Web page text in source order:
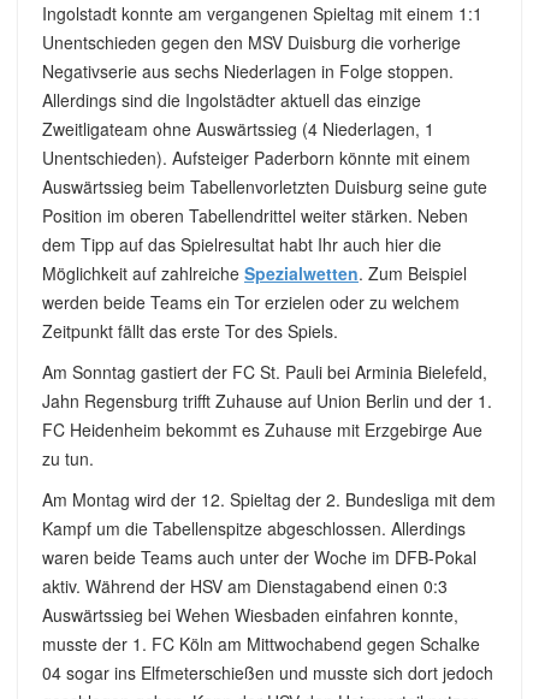
Ingolstadt konnte am vergangenen Spieltag mit einem 1:1
Unentschieden gegen den MSV Duisburg die vorherige
Negativserie aus sechs Niederlagen in Folge stoppen.
Allerdings sind die Ingolstädter aktuell das einzige
Zweitligateam ohne Auswärtssieg (4 Niederlagen, 1
Unentschieden). Aufsteiger Paderborn könnte mit einem
Auswärtssieg beim Tabellenvorletzten Duisburg seine gute
Position im oberen Tabellendrittel weiter stärken. Neben
dem Tipp auf das Spielresultat habt Ihr auch hier die
Möglichkeit auf zahlreiche Spezialwetten. Zum Beispiel
werden beide Teams ein Tor erzielen oder zu welchem
Zeitpunkt fällt das erste Tor des Spiels.
Am Sonntag gastiert der FC St. Pauli bei Arminia Bielefeld,
Jahn Regensburg trifft Zuhause auf Union Berlin und der 1.
FC Heidenheim bekommt es Zuhause mit Erzgebirge Aue
zu tun.
Am Montag wird der 12. Spieltag der 2. Bundesliga mit dem
Kampf um die Tabellenspitze abgeschlossen. Allerdings
waren beide Teams auch unter der Woche im DFB-Pokal
aktiv. Während der HSV am Dienstagabend einen 0:3
Auswärtssieg bei Wehen Wiesbaden einfahren konnte,
musste der 1. FC Köln am Mittwochabend gegen Schalke
04 sogar ins Elfmeterschießen und musste sich dort jedoch